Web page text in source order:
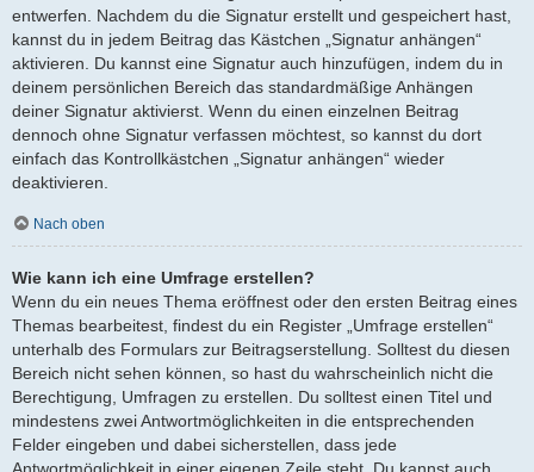
entwerfen. Nachdem du die Signatur erstellt und gespeichert hast,
kannst du in jedem Beitrag das Kästchen „Signatur anhängen“
aktivieren. Du kannst eine Signatur auch hinzufügen, indem du in
deinem persönlichen Bereich das standardmäßige Anhängen
deiner Signatur aktivierst. Wenn du einen einzelnen Beitrag
dennoch ohne Signatur verfassen möchtest, so kannst du dort
einfach das Kontrollkästchen „Signatur anhängen“ wieder
deaktivieren.
Nach oben
Wie kann ich eine Umfrage erstellen?
Wenn du ein neues Thema eröffnest oder den ersten Beitrag eines
Themas bearbeitest, findest du ein Register „Umfrage erstellen“
unterhalb des Formulars zur Beitragserstellung. Solltest du diesen
Bereich nicht sehen können, so hast du wahrscheinlich nicht die
Berechtigung, Umfragen zu erstellen. Du solltest einen Titel und
mindestens zwei Antwortmöglichkeiten in die entsprechenden
Felder eingeben und dabei sicherstellen, dass jede
Antwortmöglichkeit in einer eigenen Zeile steht. Du kannst auch